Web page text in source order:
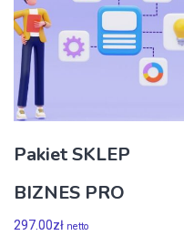
Pakiet SKLEP
BIZNES PRO
297.00zł netto